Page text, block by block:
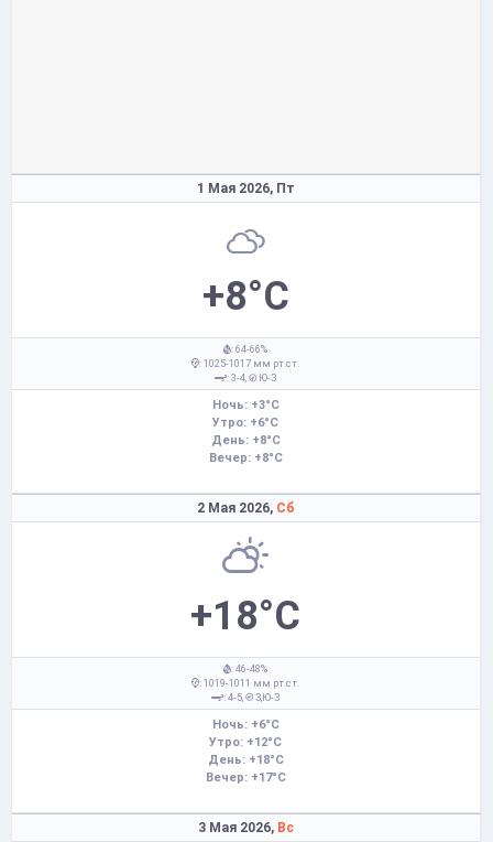
1 Мая 2026, Пт
+8°C
: 64-66%
: 1025-1017 мм рт.ст.
: 3-4,
Ю-З
Ночь: +3°C
Утро: +6°C
День: +8°C
Вечер: +8°C
2 Мая 2026, Сб
+18°C
: 46-48%
: 1019-1011 мм рт.ст.
: 4-5,
З,Ю-З
Ночь: +6°C
Утро: +12°C
День: +18°C
Вечер: +17°C
3 Мая 2026, Вс